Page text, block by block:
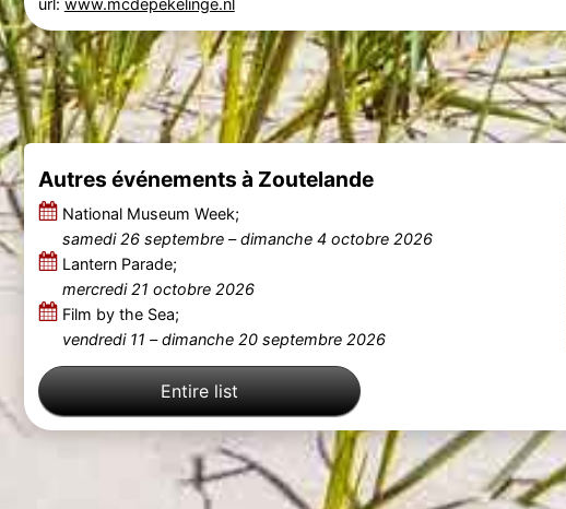
url: www.mcdepekelinge.nl
Autres événements à Zoutelande
National Museum Week;
samedi 26 septembre–
dimanche 4 octobre 2026
Lantern Parade;
mercredi 21 octobre 2026
Film by the Sea;
vendredi 11 –dimanche 20 septembre 2026
Entire list